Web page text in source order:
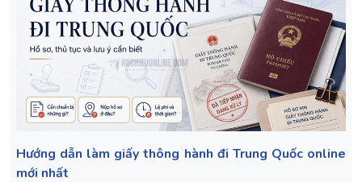
Hướng dẫn làm giấy thông hành đi Trung Quốc online
mới nhất